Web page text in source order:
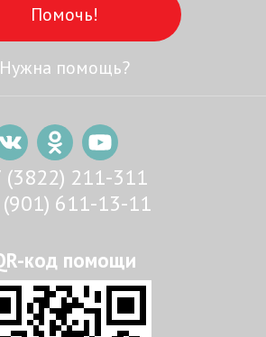
Помочь!
Нужна помощь?
(3822) 211-311
(901) 611-13-11